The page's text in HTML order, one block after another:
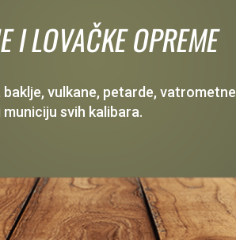
I LOVAČKE OPREME
vulkane, petarde, vatrometne
svih kalibara.